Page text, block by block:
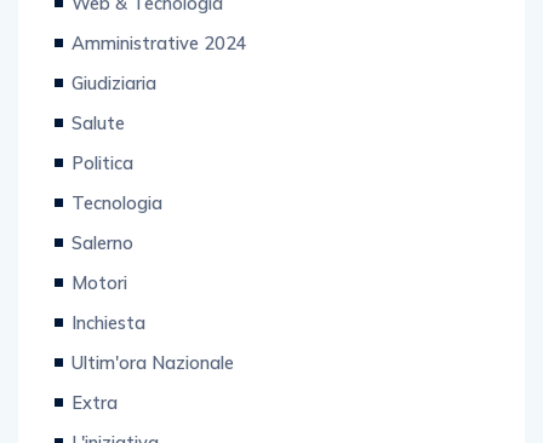
Amministrative 2024
Giudiziaria
Salute
Politica
Tecnologia
Salerno
Motori
Inchiesta
Ultim'ora Nazionale
Extra
L'iniziativa